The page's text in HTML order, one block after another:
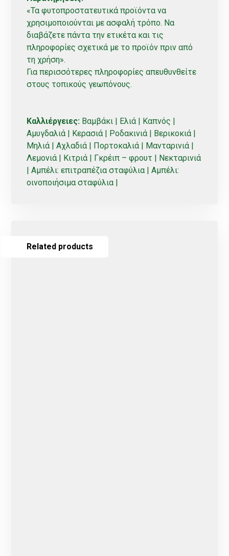
«Τα φυτοπροστατευτικά προϊόντα να
χρησιμοποιούνται με ασφαλή τρόπο. Να
διαβάζετε πάντα την ετικέτα και τις
πληροφορίες σχετικά με το προϊόν πριν από
τη χρήση».
Για περισσότερες πληροφορίες απευθυνθείτε
στους τοπικούς γεωπόνους.
Καλλιέργειες: Βαμβάκι | Ελιά | Καπνός |
Αμυγδαλιά | Κερασιά | Ροδακινιά | Βερικοκιά |
Μηλιά | Αχλαδιά | Πορτοκαλιά | Μανταρινιά |
Λεμονιά | Κιτριά | Γκρέιπ – φρουτ | Νεκταρινιά
| Αμπέλι: επιτραπέζια σταφύλια | Αμπέλι:
οινοποιήσιμα σταφύλια |
Related products